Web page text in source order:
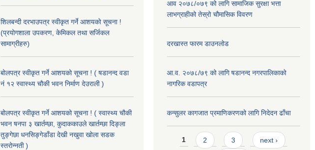
शिलबन्दी दरभाउपत्र स्वीकृत गर्ने आशयको सूचना !
(प्रयोगशाला उपकरण, केमिकल तथा सर्जिकल
सामाग्रीहरु)
बोलपत्र स्वीकृत गर्ने आशयको सूचना ! ( षडानन्द वडा
नं १२ स्वास्थ्य चौकी भवन निर्माण देउराली )
बोलपत्र स्वीकृत गर्ने आशयको सूचना ! ( स्वास्थ्य चौकी
भवन षनपा ३ खार्तम्छा, कुदाककाउले खार्तम्छा दिङ्ला
तुङ्गेछा धनसिङ्गेडाँडा देखी नखुवा खोला सडक
स्तरोन्नती )
आव २०७८/०७९ को लागि सामाजिक सुरक्षा भत्ता
लाभग्राहीको तेस्रो चौमासिक विवरण
दरखास्त फारम डाउनलोड
आ.व. २०७८/७९ को लागि षडानन्द नगरपालिकाको
नागरिक वडापत्र
कन्सुलर कागजात प्रमाणिकरणको लागि निदेदन ढाँचा
Pages
1 2 3 next ›